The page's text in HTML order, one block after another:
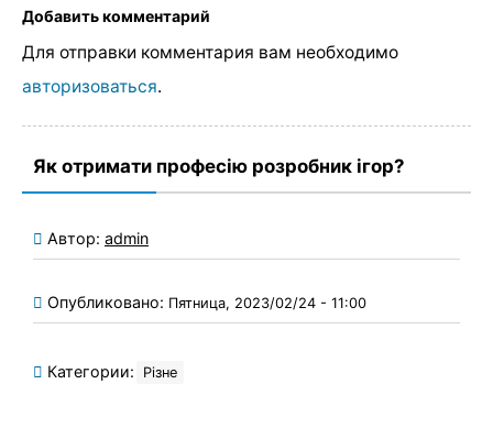
Добавить комментарий
Для отправки комментария вам необходимо
авторизоваться.
Як отримати професію розробник ігор?
Автор: admin
Опубликовано: Пятница, 2023/02/24 - 11:00
Категории: Різне